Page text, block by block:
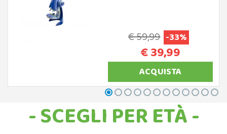
€ 59,99 -33%
€ 39,99
ACQUISTA
- SCEGLI PER ETÀ -